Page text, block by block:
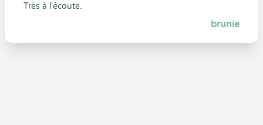
Très à l'écoute.
brunie